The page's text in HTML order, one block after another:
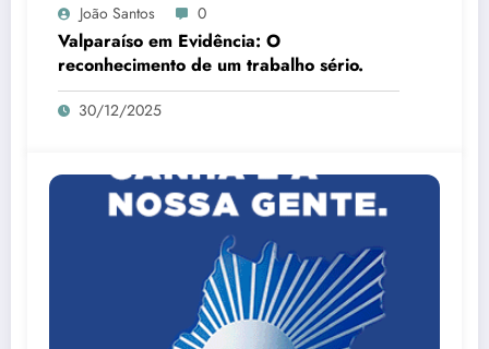
João Santos 0
Valparaíso em Evidência: O
reconhecimento de um trabalho sério.
30/12/2025